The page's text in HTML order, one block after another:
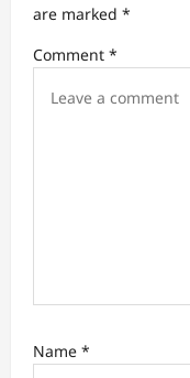
t
i
are marked *
Comment *
Name *